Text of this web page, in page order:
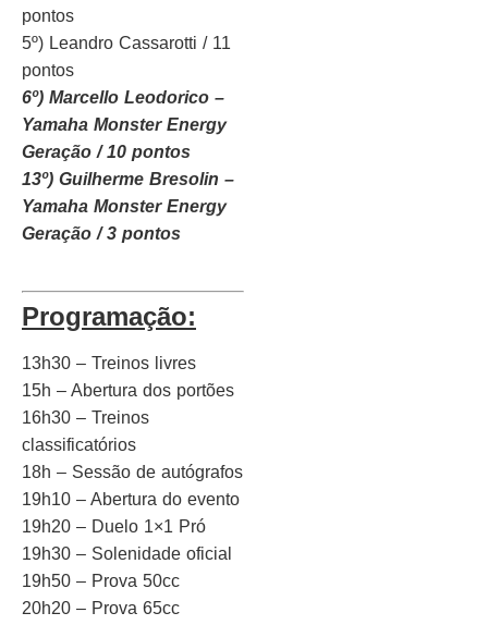
pontos
5º) Leandro Cassarotti / 11
pontos
6º) Marcello Leodorico –
Yamaha Monster Energy
Geração / 10 pontos
13º) Guilherme Bresolin –
Yamaha Monster Energy
Geração / 3 pontos
Programação:
13h30 – Treinos livres
15h – Abertura dos portões
16h30 – Treinos
classificatórios
18h – Sessão de autógrafos
19h10 – Abertura do evento
19h20 – Duelo 1×1 Pró
19h30 – Solenidade oficial
19h50 – Prova 50cc
20h20 – Prova 65cc